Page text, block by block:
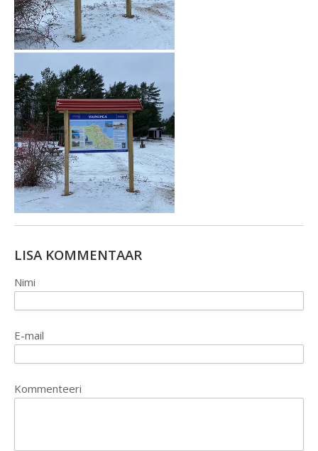
LISA KOMMENTAAR
Nimi
E-mail
Kommenteeri